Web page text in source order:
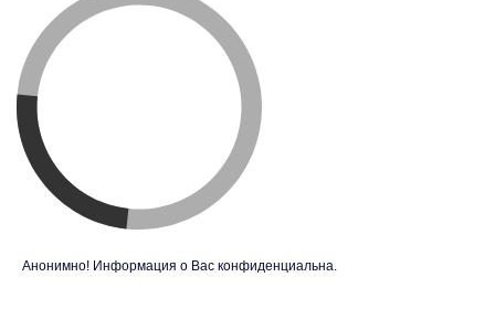
Анонимно! Информация о Вас конфиденциальна.